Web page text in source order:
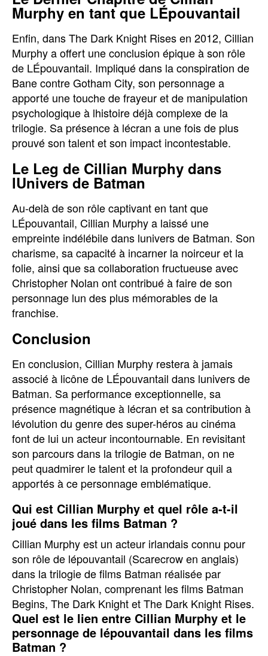
Murphy en tant que LÉpouvantail
Enfin, dans The Dark Knight Rises en 2012, Cillian
Murphy a offert une conclusion épique à son rôle
de LÉpouvantail. Impliqué dans la conspiration de
Bane contre Gotham City, son personnage a
apporté une touche de frayeur et de manipulation
psychologique à lhistoire déjà complexe de la
trilogie. Sa présence à lécran a une fois de plus
prouvé son talent et son impact incontestable.
Le Leg de Cillian Murphy dans
lUnivers de Batman
Au-delà de son rôle captivant en tant que
LÉpouvantail, Cillian Murphy a laissé une
empreinte indélébile dans lunivers de Batman. Son
charisme, sa capacité à incarner la noirceur et la
folie, ainsi que sa collaboration fructueuse avec
Christopher Nolan ont contribué à faire de son
personnage lun des plus mémorables de la
franchise.
Conclusion
En conclusion, Cillian Murphy restera à jamais
associé à licône de LÉpouvantail dans lunivers de
Batman. Sa performance exceptionnelle, sa
présence magnétique à lécran et sa contribution à
lévolution du genre des super-héros au cinéma
font de lui un acteur incontournable. En revisitant
son parcours dans la trilogie de Batman, on ne
peut quadmirer le talent et la profondeur quil a
apportés à ce personnage emblématique.
Qui est Cillian Murphy et quel rôle a-t-il
joué dans les films Batman ?
Cillian Murphy est un acteur irlandais connu pour
son rôle de lépouvantail (Scarecrow en anglais)
dans la trilogie de films Batman réalisée par
Christopher Nolan, comprenant les films Batman
Begins, The Dark Knight et The Dark Knight Rises.
Quel est le lien entre Cillian Murphy et le
personnage de lépouvantail dans les films
Batman ?